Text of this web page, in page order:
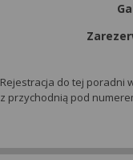
Rejestracja do tej poradni
z przychodnią pod